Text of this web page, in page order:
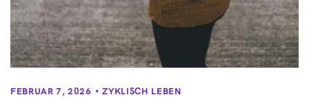
FEBRUAR 7, 2026 ZYKLISCH LEBEN